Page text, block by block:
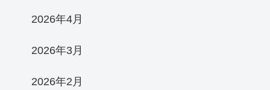
2026年4月
2026年3月
2026年2月